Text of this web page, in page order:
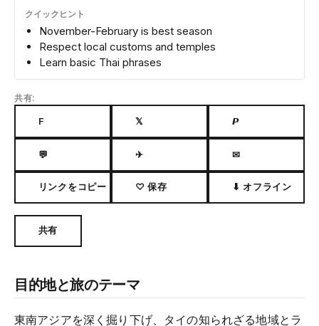
クイックヒント
November-February is best season
Respect local customs and temples
Learn basic Thai phrases
共有:
F 𝕏 𝙋
💬 ✈ ✉
リンクをコピー ♡ 保存 ⬇ オフライン
共有
目的地と旅のテーマ
東南アジアを深く掘り下げ、タイの知られざる地域とラ